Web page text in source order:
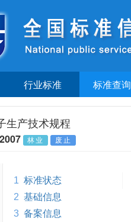
行业标准 标准查询
生产技术规程
林业 废止
1 标准状态
2 基础信息
3 备案信息